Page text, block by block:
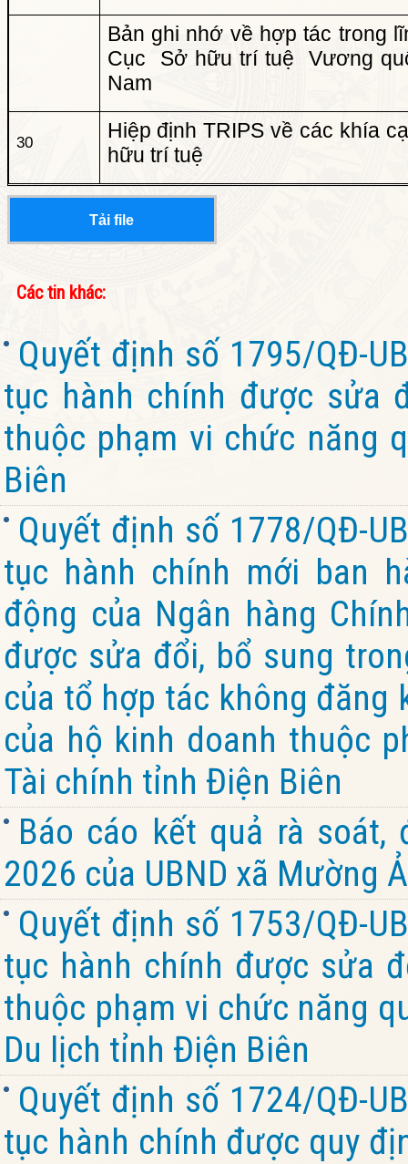
Bản ghi nhớ về hợp tác trong
Cục Sở hữu trí tuệ Vương
Nam
30
Hiệp định TRIPS về các khía
hữu trí tuệ
Tải file
Các tin khác:
Quyết định số 1795/QĐ-
tục hành chính được sửa
thuộc phạm vi chức năng
Biên
Quyết định số 1778/QĐ-
tục hành chính mới ban
động của Ngân hàng
được sửa đổi, bổ sung
của tổ hợp tác không đăng
của hộ kinh doanh thuộc
Tài chính tỉnh Điện Biên
Báo cáo kết quả rà
2026 của UBND xã Mường
Quyết định số 1753/QĐ-
tục hành chính được sửa
thuộc phạm vi chức năng
Du lịch tỉnh Điện Biên
Quyết định số 1724/QĐ-
tục hành chính được quy